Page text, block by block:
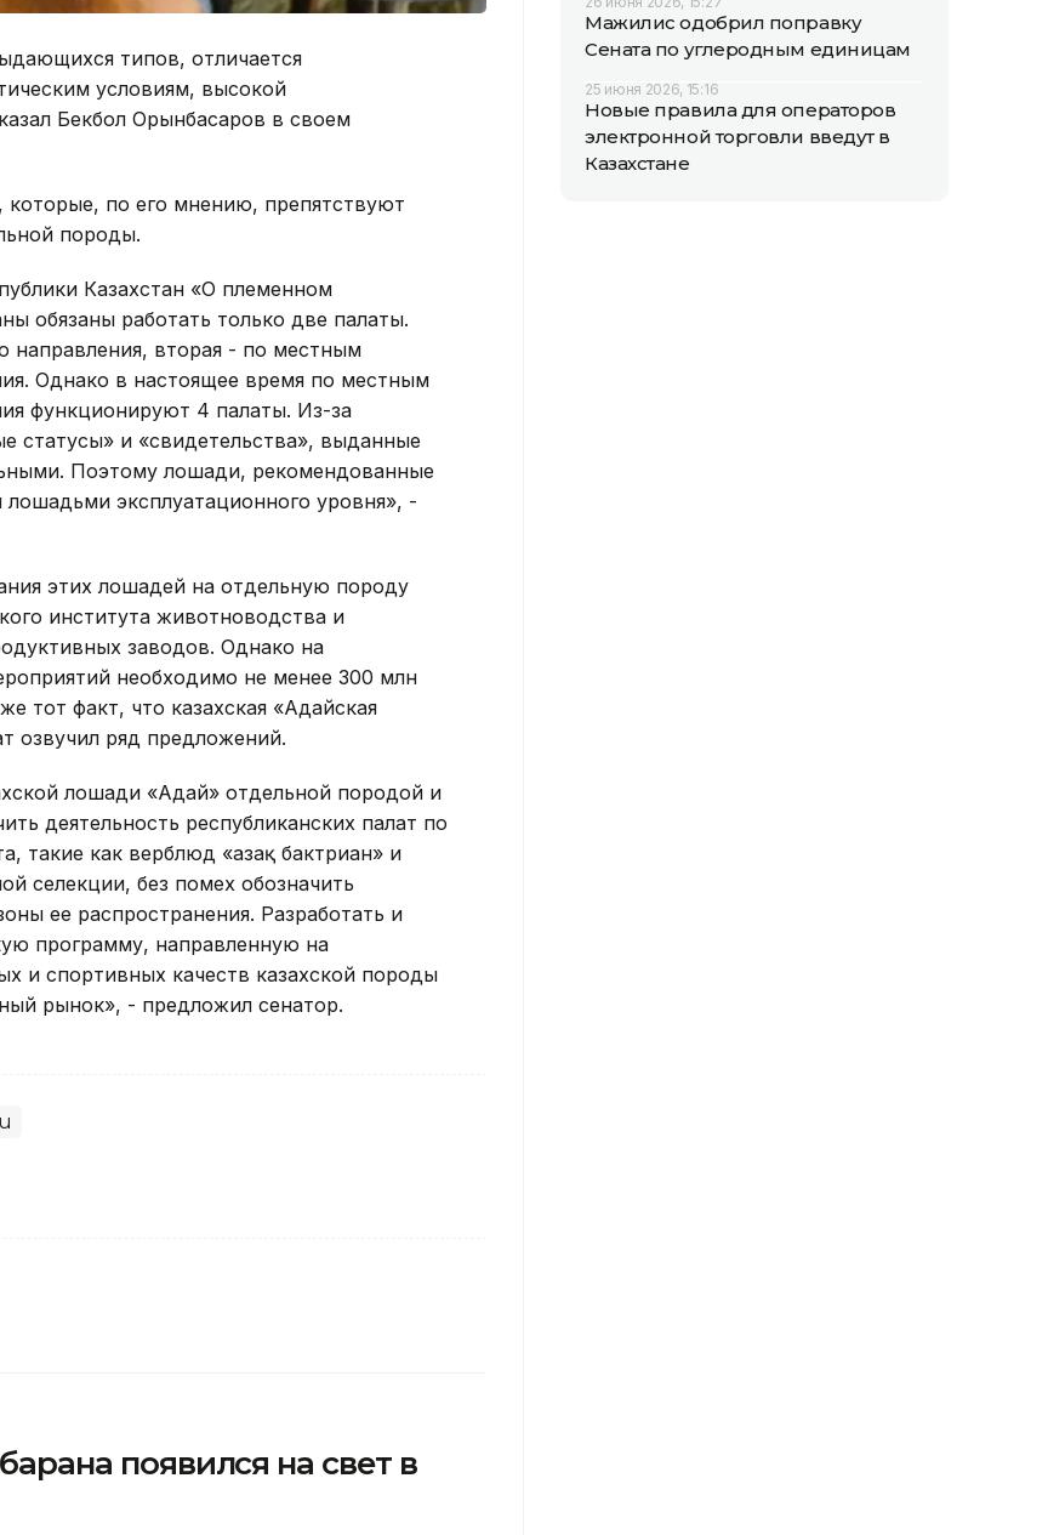
типов, отличается
условиям, высокой
Бекбол Орынбасаров в своем
по его мнению, препятствуют
породы.
Казахстан «О племенном
обязаны работать только две палаты.
направления, вторая - по местным
Однако в настоящее время по местным
функционируют 4 палаты. Из-за
статусы» и «свидетельства», выданные
Поэтому лошади, рекомендованные
эксплуатационного уровня», -
этих лошадей на отдельную породу
института животноводства и
заводов. Однако на
необходимо не менее 300 млн
тот факт, что казахская «Адайская
озвучил ряд предложений.
лошади «Адай» отдельной породой и
деятельность республиканских палат по
такие как верблюд «Қазақ бактриан» и
селекции, без помех обозначить
ее распространения. Разработать и
программу, направленную на
и спортивных качеств казахской породы
рынок», - предложил сенатор.
появился на свет в
Мажилис одобрил поправку
Сената по углеродным единицам
25 июня 2026, 15:16
Новые правила для операторов
электронной торговли введут в
Казахстане